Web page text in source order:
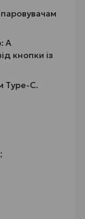
А
кнопки із
Type-C.